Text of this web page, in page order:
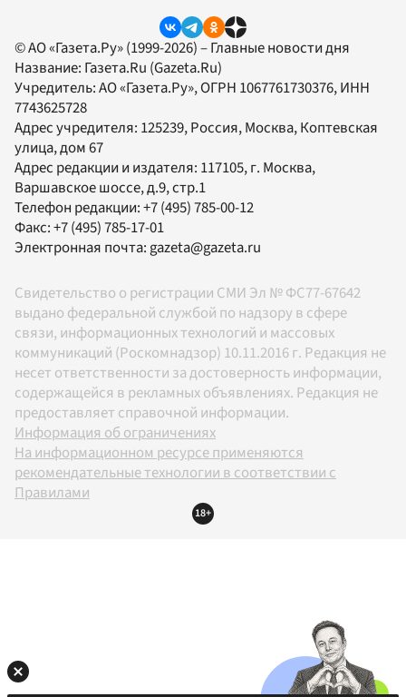
© АО «Газета.Ру» (1999-2026) – Главные новости дня
Название: Газета.Ru (Gazeta.Ru)
Учредитель:АО «Газета.Ру», ОГРН 1067761730376, ИНН
7743625728
Адрес учредителя: 125239, Россия, Москва, Коптевская
улица, дом 67
Адрес редакции и издателя: 117105, г. Москва,
Варшавское шоссе, д.9, стр.1
Телефон редакции:+7 (495) 785-00-12
Факс:+7 (495) 785-17-01
Электронная почта: gazeta@gazeta.ru
Свидетельство о регистрации СМИ Эл № ФС77-67642
выдано федеральной службой по надзору в сфере
связи, информационных технологий и массовых
коммуникаций (Роскомнадзор) 10.11.2016 г. Редакция не
несет ответственности за достоверность информации,
содержащейся в рекламных объявлениях. Редакция не
предоставляет справочной информации.
Информация об ограничениях
На информационном ресурсе применяются
рекомендательные технологии в соответствии с
Правилами
18+